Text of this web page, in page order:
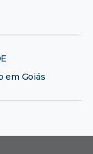
em Goiás